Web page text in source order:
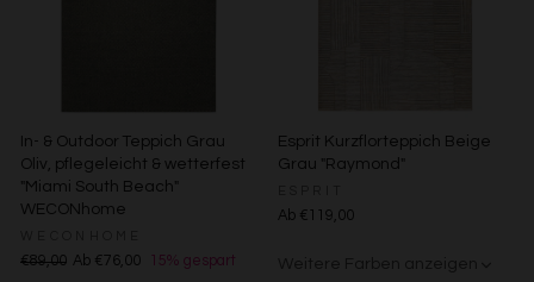
In- & Outdoor Teppich Grau
Oliv, pflegeleicht & wetterfest
"Miami South Beach"
WECONhome
€89,00 Ab €76,00 15% gespart
Esprit Kurzflorteppich Beige
Grau "Raymond"
Ab €119,00